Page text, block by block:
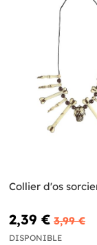
Collier d'os
2,39 € 3,99 €
DISPONIBLE